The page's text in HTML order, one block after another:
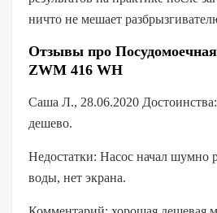
ничто не мешает
Отзывы про
ZWM 416 WH
Саша Л., 28.06.2020
дешево.
Недостатки: Насос начал шумно
воды, нет экрана.